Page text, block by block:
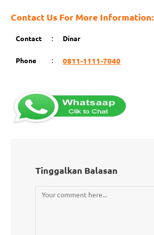
Contact Us For More Information:
Contact : Dinar
Phone : 0811-1111-7040
Tinggalkan Balasan